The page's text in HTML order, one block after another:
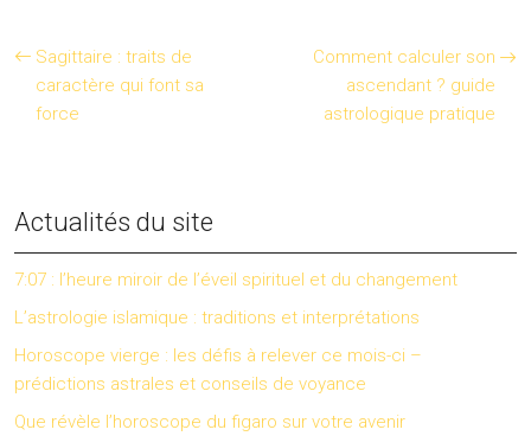
Sagittaire : traits de
caractère qui font sa
force
Comment calculer son
ascendant ? guide
astrologique pratique
Actualités du site
7:07 : l’heure miroir de l’éveil spirituel et du changement
L’astrologie islamique : traditions et interprétations
Horoscope vierge : les défis à relever ce mois-ci –
prédictions astrales et conseils de voyance
Que révèle l’horoscope du figaro sur votre avenir